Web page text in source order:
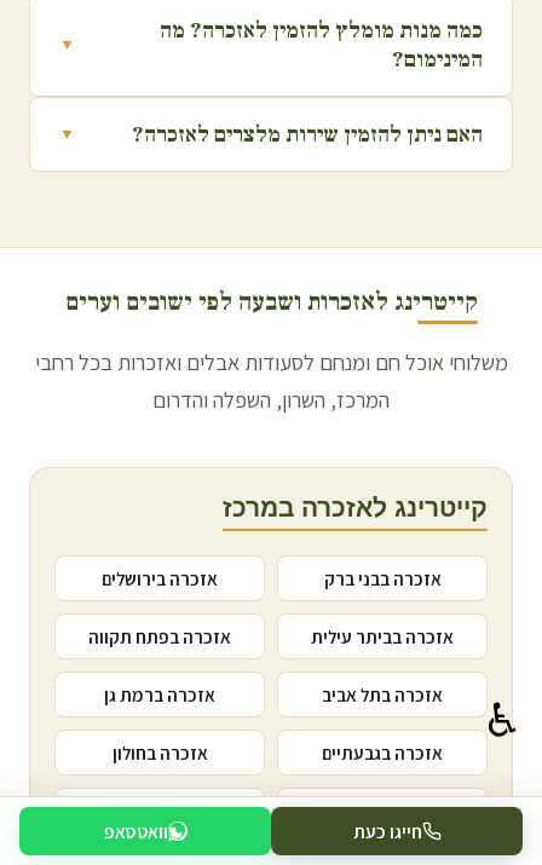
כמה מנות מומלץ להזמין לאזכרה? מה
המינימום?
האם ניתן להזמין שירות מלצרים לאזכרה?
קייטרינג לאזכרות ושבעה לפי ישובים וערים
משלוחי אוכל חם ומנחם לסעודות אבלים ואזכרות בכל רחבי
המרכז, השרון, השפלה והדרום
קייטרינג לאזכרה במרכז
אזכרה בבני ברק אזכרה בירושלים
אזכרה בביתר עילית אזכרה בפתח תקווה
אזכרה בתל אביב אזכרה ברמת גן
אזכרה בגבעתיים אזכרה בחולון
אזכרה בבת ים אזכרה בגבעת שמואל
חייגו כעת וואטסאפ
♿